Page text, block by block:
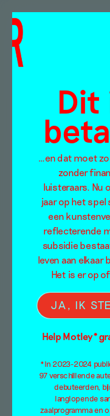
Dit
…en dat moet
zonder
luisteraars. Nu
jaar op het spel
een
reflecterende
subsidie
leven aan elkaar
Het is er op
JA, IK
Help Motley*
*In 2023-2024
97 verschillende
debuteerden,
langlopende
zaalprogramma en